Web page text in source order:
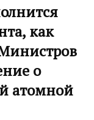
как
о
атомной